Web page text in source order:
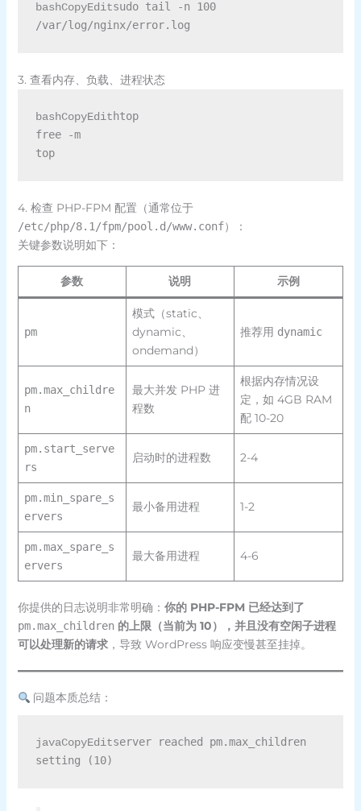
bashCopyEditsudo tail -n 100
3. 查看内存、负载、进程状态
bashCopyEdithtop
free -m
top
4. 检查 PHP-FPM 配置（通常位于
/etc/php/8.1/fpm/pool.d/www.conf）：
关键参数说明如下：
参数 说明 示例
pm
模式（static、
dynamic、
ondemand）
推荐用 dynamic
pm.max_childre
n
最大并发 PHP 进
程数
根据内存情况设
定，如 4GB RAM
配 10-20
pm.start_serve
rs
启动时的进程数 2-4
pm.min_spare_s
ervers
最小备用进程 1-2
pm.max_spare_s
ervers
最大备用进程 4-6
你提供的日志说明非常明确： 你的 PHP-FPM 已经达到了
pm.max_children的上限（当前为 10），并且没有空闲子进程
可以处理新的请求，导致 WordPress 响应变慢甚至挂掉。
问题本质总结：
javaCopyEditserver reached pm.max_children